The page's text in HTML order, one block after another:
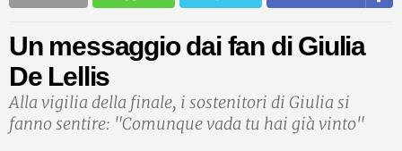
Un messaggio dai fan di Giulia
De Lellis
Alla vigilia della finale, i sostenitori di Giulia si
fanno sentire: "Comunque vada tu hai già vinto"